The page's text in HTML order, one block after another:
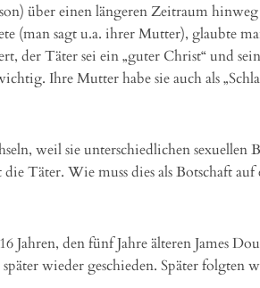
über einen längeren Zeitraum hinweg
(man sagt u.a. ihrer Mutter), glaubte
der Täter sei ein „guter Christ“ und
Ihre Mutter habe sie auch als
weil sie unterschiedlichen sexuellen
die Täter. Wie muss dies als Botschaft
Jahren, den fünf Jahre älteren James
wieder geschieden. Später folgten